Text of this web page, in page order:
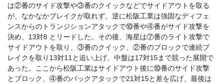
は②番のサイド攻撃や③番のクイックなどでサイドアウトを取る
が、なかなかブレイクが取れず、逆に松阪工業は強固なディフェ
ンスからのトランジションアタックで⑩番や④番がサイド攻撃を
決め、13対8 とリードした。その後、海星は⑦番のライト攻撃で
サイドアウトを取り、③番のクイック、②番のブロックで連続ブ
レイクを取り13対11と追い上げ、中盤は17対15まで競った展開で
あった。ここから松阪工業はサイドアウト後に⑩番のサイド攻撃
とブロック、④番のバックアタックで21対15と差を広げ、最後は